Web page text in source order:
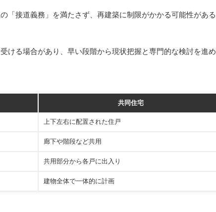
「接道義務」を満たさず、再建築に制限がかかる可能性がある
ける場合があり、早い段階から現状把握と専門的な検討を進め
共同住宅
上下左右に配置された住戸
廊下や階段など共用
共用部分から各戸に出入り
建物全体で一体的に計画